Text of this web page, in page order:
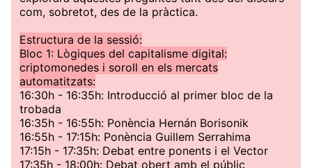
com, sobretot, des de la pràctica.
Estructura de la sessió:
Bloc 1: Lògiques del capitalisme digital:
criptomonedes i soroll en els mercats
automatitzats:
16:30h - 16:35h: Introducció al primer bloc de la
trobada
16:35h - 16:55h: Ponència Hernán Borisonik
16:55h - 17:15h: Ponència Guillem Serrahima
17:15h - 17:35h: Debat entre ponents i el Vector
17:35h - 18:00h: Debat obert amb el públic